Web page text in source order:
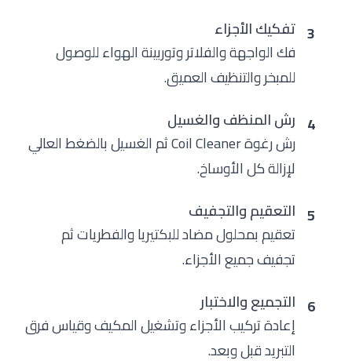
3 تفكيك الأجزاء
فك الواجهة والفلاتر وتوربينة الهواء للوصول
للمبخر والتنظيف العميق.
4 رش المنظف والغسيل
رش رغوة Coil Cleaner ثم الغسيل بالضغط العالي
لإزالة كل الأوساخ.
5 التعقيم والتجفيف
تعقيم بمحلول مضاد للبكتيريا والفطريات ثم
تجفيف جميع الأجزاء.
6 التجميع والاختبار
إعادة تركيب الأجزاء وتشغيل المكيف وقياس فرق
التبريد قبل وبعد.